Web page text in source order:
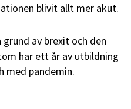
blivit allt mer akut.
av brexit och den
har ett år av utbildning
med pandemin.